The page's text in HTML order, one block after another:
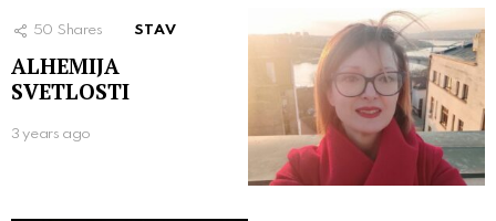
50 Shares STAV
ALHEMIJA
SVETLOSTI
3 years ago